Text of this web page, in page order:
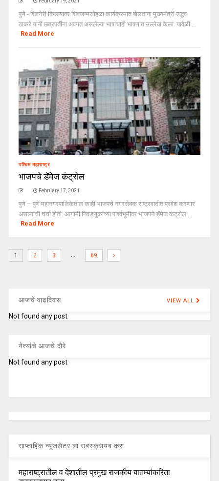
पुणे - शिवनेरी किल्ल्यावर शिवजन्मसोहळा कार्यक्रमात बोलताना मुख्यमंत्री उद्धव
ठाकरे यांनी छत्रपतींना अवगत असलेल्या भाषांचाही भाषणात उल्लेख केला. यावेळी ...
Read More
पश्चिम महाराष्ट्र
भाजपचे डॅमेज कंट्रोल
February 17, 2021
पुणे – पुणे महानगरपालिकेतील काही भाजपचे नगरसेवक राष्ट्रवादीत प्रवेश करणार
असल्याची चर्चा होती. आगामी निवडणुकांच्या पार्श्वभूमीवर भाजपने डॅमेज कंट्रोल ...
Read More
1 2 3 … 69
आजचे वाढदिवस VIEW ALL
Not found any post
नेत्यांचे आजचे दौरे
Not found any post
साप्ताहिक न्यूजलेटर ला सबस्क्रायब करा
महाराष्ट्रातील व देशातील प्रमुख राजकीय बातम्यांकरिता